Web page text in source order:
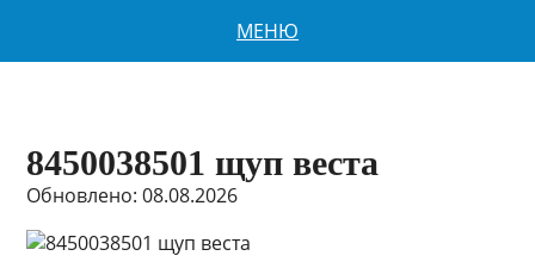
МЕНЮ
8450038501 щуп веста
Обновлено: 08.08.2026